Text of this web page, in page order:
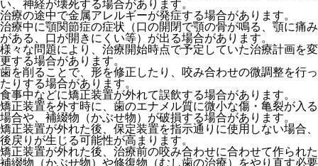
い、神経が壊死する場合があります。
治療の途中で金属アレルギーが発症する場合があります。
治療中に顎関節症の症状（口の開閉で顎の骨が鳴る、顎に痛み
がある、口が開きにくい等）が出る場合があります。
様々な問題により、治療開始時点で予定していた治療計画を変
更する場合があります。
歯を削ることで、形を修正したり、咬み合わせの微調整を行っ
たりする場合があります。
食事中などに矯正装置が外れて誤飲する場合があります。
矯正装置を外す時に、歯のエナメル質に微小な傷・亀裂が入る
場合や、補綴物（かぶせ物）が破損する場合があります。
矯正装置が外れた後、保定装置を指示通りに使用しない場合、
後戻りが生じる可能性が高まります。
矯正装置が外れた後、治療前の咬み合わせに合わせて作られた
補綴物（かぶせ物）や修復物（むし歯の治療）をやり直す必要